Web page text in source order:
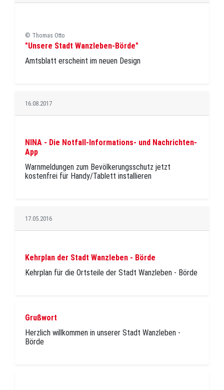
"Unsere Stadt Wanzleben-Börde"
Amtsblatt erscheint im neuen Design
© Thomas Otto
NINA - Die Notfall-Informations- und Nachrichten-
App
Warnmeldungen zum Bevölkerungsschutz jetzt
kostenfrei für Handy/Tablett installieren
16.08.2017
Kehrplan der Stadt Wanzleben - Börde
Kehrplan für die Ortsteile der Stadt Wanzleben - Börde
17.05.2016
Grußwort
Herzlich willkommen in unserer Stadt Wanzleben -
Börde